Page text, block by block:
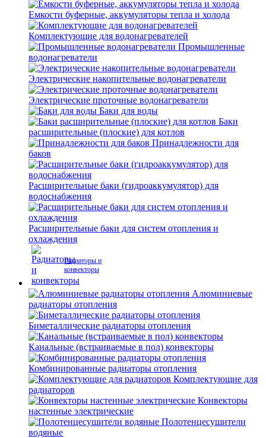
Емкости буферные, аккумуляторы тепла и холода
Комплектующие для водонагревателей
Промышленные
водонагреватели
Электрические накопительные водонагреватели
Электрические проточные водонагреватели
Баки для воды
Баки
расширительные (плоские) для котлов
Принадлежности для
баков
Расширительные баки (гидроаккумулятор) для
водоснабжения
Расширительные баки для систем отопления и
охлаждения
Радиаторы и
конвекторы
Алюминиевые
радиаторы отопления
Биметаллические радиаторы отопления
Канальные (встраиваемые в пол) конвекторы
Комбинированные радиаторы отопления
Комплектующие для
радиаторов
Конвекторы
настенные электрические
Полотенцесушители
водяные